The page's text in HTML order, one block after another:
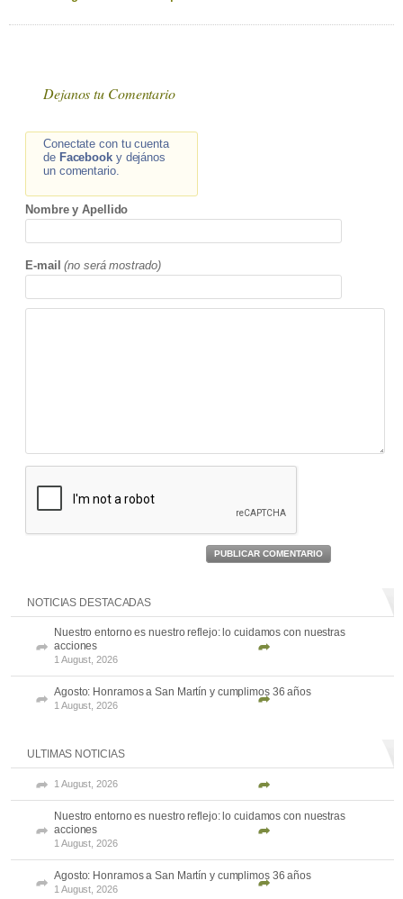
Dejanos tu Comentario
Conectate con tu cuenta
de Facebooky dejános
un comentario.
Nombre y Apellido
E-mail (no será mostrado)
PUBLICAR COMENTARIO
NOTICIAS DESTACADAS
Nuestro entorno es nuestro reflejo: lo cuidamos con nuestras
acciones
1 August, 2026
Agosto: Honramos a San Martín y cumplimos 36 años
1 August, 2026
ULTIMAS NOTICIAS
1 August, 2026
Nuestro entorno es nuestro reflejo: lo cuidamos con nuestras
acciones
1 August, 2026
Agosto: Honramos a San Martín y cumplimos 36 años
1 August, 2026